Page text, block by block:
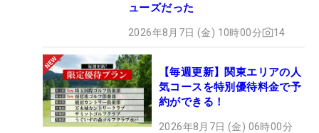
ューズだった
2026年8月7日 (金) 10時00分 14
【毎週更新】関東エリアの人
気コースを特別優待料金で予
約ができる！
2026年8月7日 (金) 06時00分